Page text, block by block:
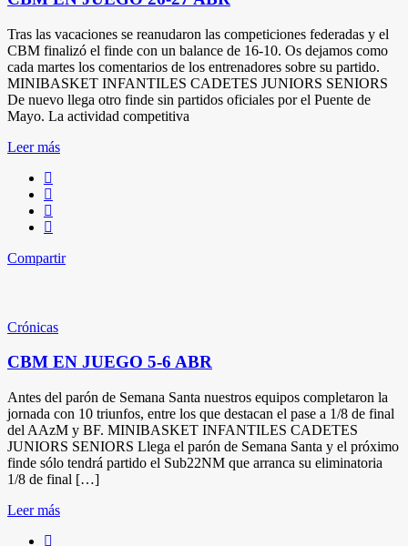
Tras las vacaciones se reanudaron las competiciones federadas y el
CBM finalizó el finde con un balance de 16-10. Os dejamos como
cada martes los comentarios de los entrenadores sobre su partido.
MINIBASKET INFANTILES CADETES JUNIORS SENIORS
De nuevo llega otro finde sin partidos oficiales por el Puente de
Mayo. La actividad competitiva
Leer más
Compartir
Crónicas
CBM EN JUEGO 5-6 ABR
Antes del parón de Semana Santa nuestros equipos completaron la
jornada con 10 triunfos, entre los que destacan el pase a 1/8 de final
del AAzM y BF. MINIBASKET INFANTILES CADETES
JUNIORS SENIORS Llega el parón de Semana Santa y el próximo
finde sólo tendrá partido el Sub22NM que arranca su eliminatoria
1/8 de final […]
Leer más